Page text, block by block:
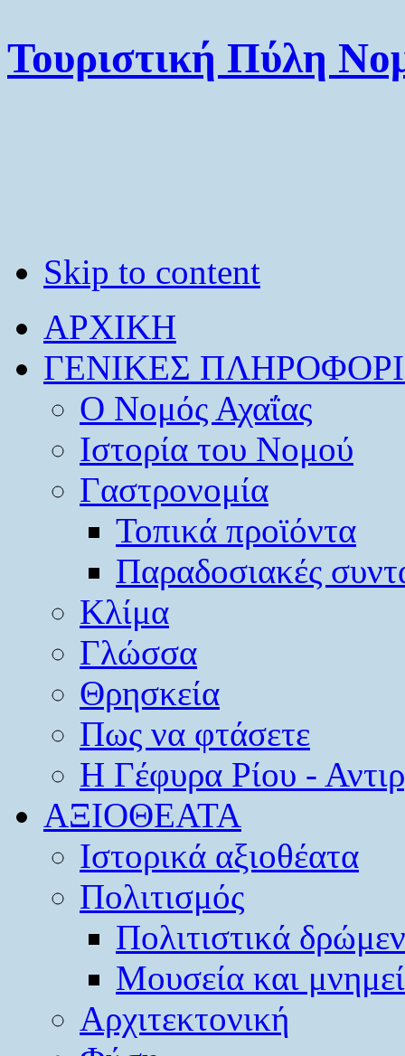
Τουριστική Πύλη
Skip to content
ΑΡΧΙΚΗ
ΓΕΝΙΚΕΣ
O Νομός Αχαΐας
Ιστορία του Νομού
Γαστρονομία
Τοπικά προϊόντα
Παραδοσιακές
Κλίμα
Γλώσσα
Θρησκεία
Πως να φτάσετε
Η Γέφυρα Ρίου -
ΑΞΙΟΘΕΑΤΑ
Ιστορικά αξιοθέατα
Πολιτισμός
Πολιτιστικά
Μουσεία και
Αρχιτεκτονική